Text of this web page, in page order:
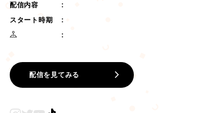
配信内容
スタート時期
配信を見てみる